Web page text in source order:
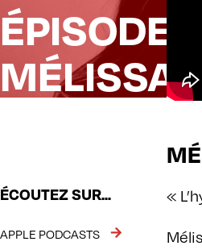
ÉPISODE
MÉLISSA
ÉCOUTEZ SUR...
APPLE PODCASTS
«